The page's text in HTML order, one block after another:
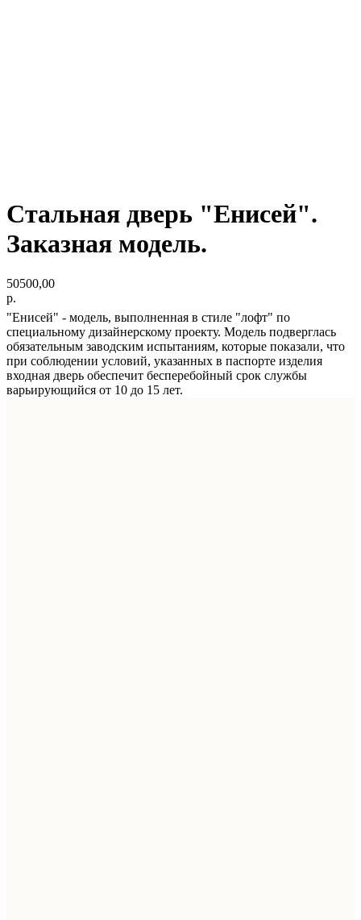
Стальная дверь "Енисей".
Заказная модель.
50500,00
р.
"Енисей" - модель, выполненная в стиле "лофт" по
специальному дизайнерскому проекту. Модель подверглась
обязательным заводским испытаниям, которые показали, что
при соблюдении условий, указанных в паспорте изделия
входная дверь обеспечит бесперебойный срок службы
варьирующийся от 10 до 15 лет.